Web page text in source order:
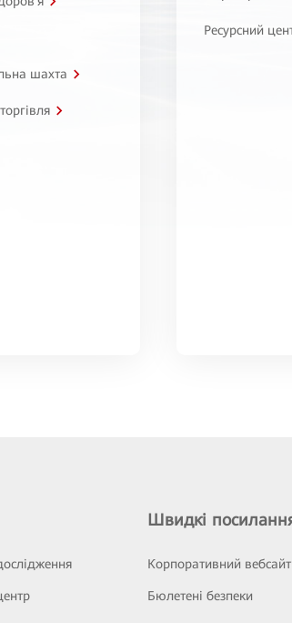
шахта
Ресурсний
Швидкі
Корпоративний вебсайт
Бюлетені безпеки